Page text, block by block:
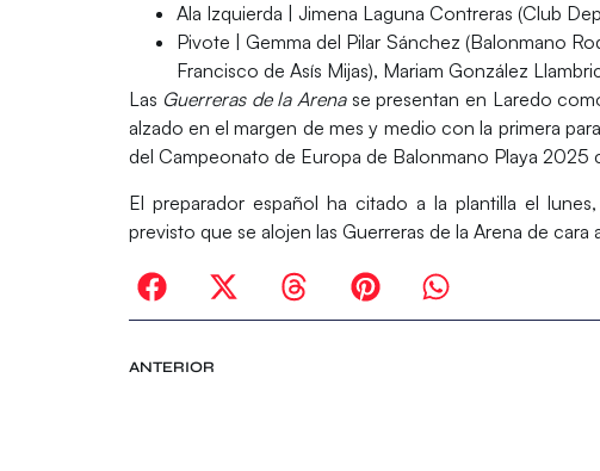
Ala Izquierda | Jimena Laguna Contreras (Club
Pivote | Gemma del Pilar Sánchez (Balonmano
Francisco de Asís Mijas), Mariam González
Las Guerreras de la Arenase presentan en Laredo
alzado en el margen de mes y medio con la primera
del Campeonato de Europa de Balonmano Playa 2025
El preparador español ha citado a la plantilla el
previsto que se alojen las Guerreras de la Arena de cara
ANTERIOR